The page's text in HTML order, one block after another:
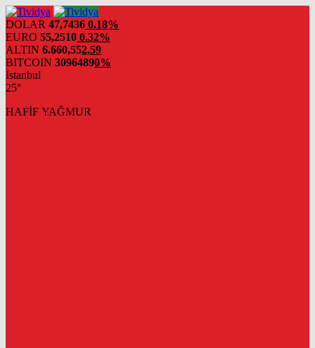
evden
eve
nakliyat
DOLAR 47,7436 0.18%
EURO 55,2510 0.32%
ALTIN 6.660,552,59
BITCOIN 30964890%
İstanbul
25°
HAFİF YAĞMUR